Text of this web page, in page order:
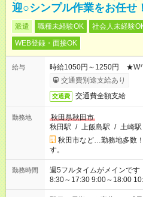
迎○シンプル作業をお任せ！
派遣 職種未経験OK 社会人未経験
WEB登録・面接OK
給与
時給1050円～1250円 ★W
交通費別途支給あり
交通費 交通費全額支給
勤務地
秋田県秋田市
秋田駅 / 上飯島駅 / 土崎駅
秋田市など…勤務地多数
す。
勤務時間
週5フルタイムがメインです！ ＜勤務時間の例＞ 8:00～
8:30～17:30 9:00～18:00
その他にも勤務時間多数！